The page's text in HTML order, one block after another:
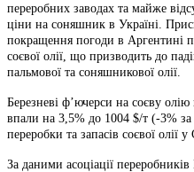
переробних заводах та майже
ціни на соняшник в Україні.
покращення погоди в Аргентині
соєвої олії, що призводить до
пальмової та соняшникової олії.
Березневі ф’ючерси на соєву
впали на 3,5% до 1004 $/т (-3% за
переробки та запасів соєвої олії
За даними асоціації